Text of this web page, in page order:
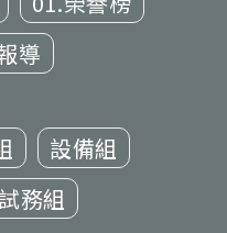
導
設備組
試務組